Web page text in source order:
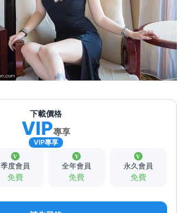
下載價格
VIP專享
VIP專享
季度會員
免費
全年會員
免費
永久會員
免費